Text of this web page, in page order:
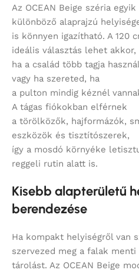
Az OCEAN Beige széria
különböző alaprajzú
is könnyen igazítható. A 120
ideális választás lehet akkor,
ha a család több tagja
vagy ha szereted, ha
a pulton mindig kéznél
A tágas fiókokban elférnek
a törölközők, hajformázók,
eszközök és tisztítószerek,
így a mosdó környéke
reggeli rutin alatt is.
Kisebb alapterületű
berendezése
Ha kompakt helyiségről van
szervezed meg a falak menti
tárolást. Az OCEAN Beige